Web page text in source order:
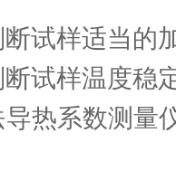
样适当的
样温度稳
系数测量